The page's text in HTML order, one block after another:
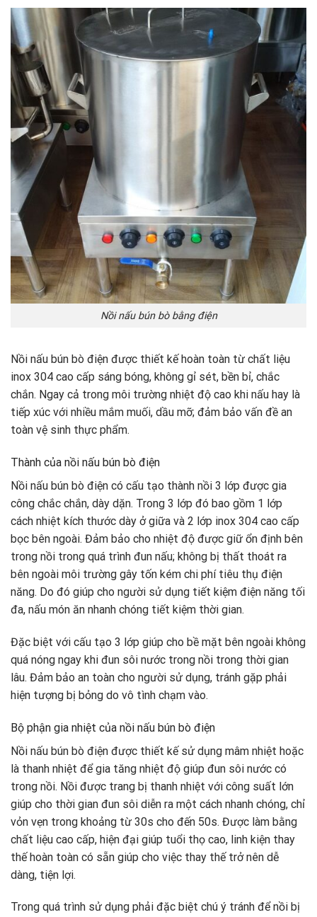
Nồi nấu bún bò bằng điện
Nồi nấu bún bò điện được thiết kế hoàn toàn từ chất liệu
inox 304 cao cấp sáng bóng, không gỉ sét, bền bỉ, chắc
chắn. Ngay cả trong môi trường nhiệt độ cao khi nấu hay là
tiếp xúc với nhiều mắm muối, dầu mỡ; đảm bảo vấn đề an
toàn vệ sinh thực phẩm.
Thành của nồi nấu bún bò điện
Nồi nấu bún bò điện có cấu tạo thành nồi 3 lớp được gia
công chắc chắn, dày dặn. Trong 3 lớp đó bao gồm 1 lớp
cách nhiệt kích thước dày ở giữa và 2 lớp inox 304 cao cấp
bọc bên ngoài. Đảm bảo cho nhiệt độ được giữ ổn định bên
trong nồi trong quá trình đun nấu; không bị thất thoát ra
bên ngoài môi trường gây tốn kém chi phí tiêu thụ điện
năng. Do đó giúp cho người sử dụng tiết kiệm điện năng tối
đa, nấu món ăn nhanh chóng tiết kiệm thời gian.
Đặc biệt với cấu tạo 3 lớp giúp cho bề mặt bên ngoài không
quá nóng ngay khi đun sôi nước trong nồi trong thời gian
lâu. Đảm bảo an toàn cho người sử dụng, tránh gặp phải
hiện tượng bị bỏng do vô tình chạm vào.
Bộ phận gia nhiệt của nồi nấu bún bò điện
Nồi nấu bún bò điện được thiết kế sử dụng mâm nhiệt hoặc
là thanh nhiệt để gia tăng nhiệt độ giúp đun sôi nước có
trong nồi. Nồi được trang bị thanh nhiệt với công suất lớn
giúp cho thời gian đun sôi diễn ra một cách nhanh chóng, chỉ
vỏn vẹn trong khoảng từ 30s cho đến 50s. Được làm bằng
chất liệu cao cấp, hiện đại giúp tuổi thọ cao, linh kiện thay
thế hoàn toàn có sẵn giúp cho việc thay thế trở nên dễ
dàng, tiện lợi.
Trong quá trình sử dụng phải đặc biệt chú ý tránh để nồi bị